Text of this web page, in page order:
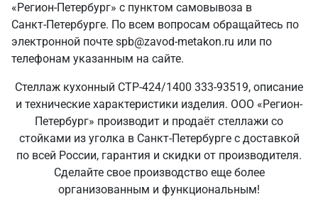
«Регион-Петербург» с пунктом самовывоза в
Санкт‑Петербурге. По всем вопросам обращайтесь по
электронной почте spb@zavod-metakon.ru или по
телефонам указанным на сайте.
Стеллаж кухонный СТР-424/1400 333-93519, описание
и технические характеристики изделия. ООО «Регион-
Петербург» производит и продаёт стеллажи со
стойками из уголка в Санкт‑Петербурге с доставкой
по всей России, гарантия и скидки от производителя.
Сделайте свое производство еще более
организованным и функциональным!